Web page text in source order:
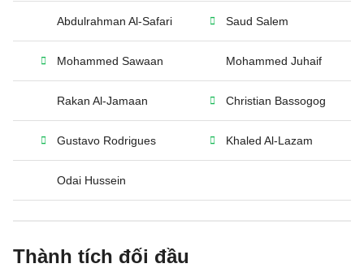
Abdulrahman Al-Safari Saud Salem
Mohammed Sawaan Mohammed Juhaif
Rakan Al-Jamaan Christian Bassogog
Gustavo Rodrigues Khaled Al-Lazam
Odai Hussein
Thành tích đối đầu